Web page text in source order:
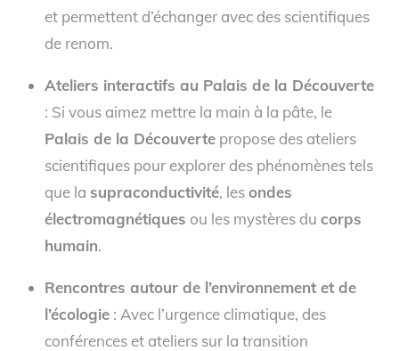
et permettent d’échanger avec des scientifiques
de renom.
Ateliers interactifs au Palais de la Découverte
: Si vous aimez mettre la main à la pâte, le
Palais de la Découvertepropose des ateliers
scientifiques pour explorer des phénomènes tels
que la supraconductivité, lesondes
électromagnétiques ou les mystères du corps
humain.
Rencontres autour de l’environnement et de
l’écologie: Avec l’urgence climatique, des
conférences et ateliers sur la transition